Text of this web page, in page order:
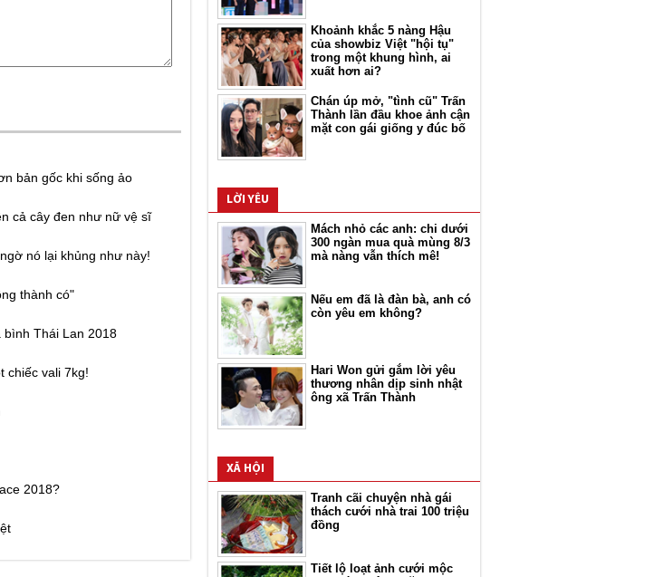
bản gốc khi sống ảo
cả cây đen như nữ vệ sĩ
nó lại khủng như này!
thành có"
bình Thái Lan 2018
chiếc vali 7kg!
2018?
Khoảnh khắc 5 nàng Hậu
của showbiz Việt "hội tụ"
trong một khung hình, ai
xuất hơn ai?
Chán úp mở, "tình cũ" Trấn
Thành lần đầu khoe ảnh cận
mặt con gái giống y đúc bố
LỜI YÊU
Mách nhỏ các anh: chi dưới
300 ngàn mua quà mùng 8/3
mà nàng vẫn thích mê!
Nếu em đã là đàn bà, anh có
còn yêu em không?
Hari Won gửi gắm lời yêu
thương nhân dịp sinh nhật
ông xã Trấn Thành
XÃ HỘI
Tranh cãi chuyện nhà gái
thách cưới nhà trai 100 triệu
đồng
Tiết lộ loạt ảnh cưới mộc